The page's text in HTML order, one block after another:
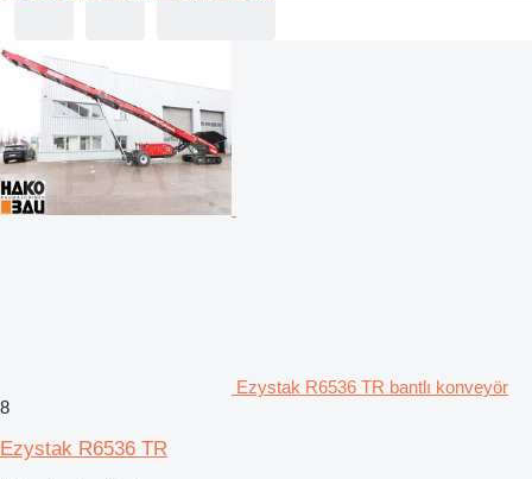
Ezystak R6536 TR bantlı konveyör
8
Ezystak R6536 TR